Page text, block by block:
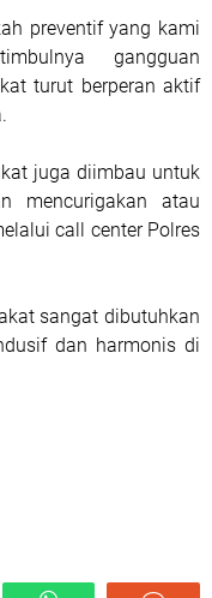
preventif yang kami
gangguan
turut berperan aktif
juga diimbau untuk
mencurigakan atau
call center Polres
sangat dibutuhkan
dan harmonis di